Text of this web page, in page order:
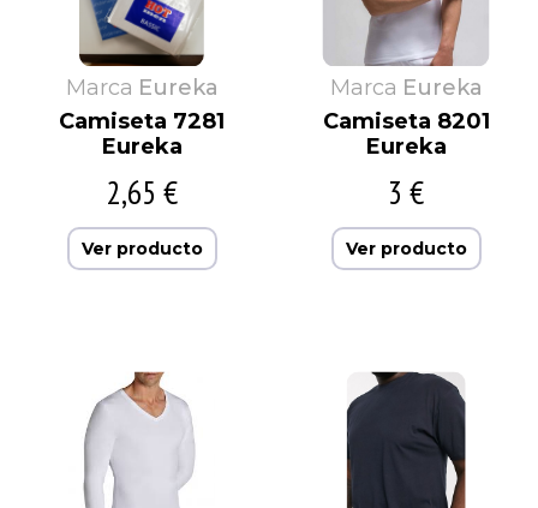
Marca Eureka
Camiseta 7281
Eureka
2,65 €
Ver producto
Marca Eureka
Camiseta 8201
Eureka
3 €
Ver producto